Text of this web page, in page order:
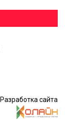
Разработка сайта